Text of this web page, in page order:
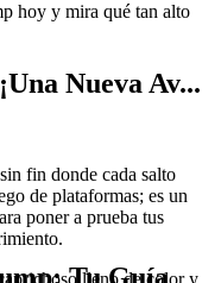
hoy y mira qué tan alto
Nueva Av...
fin donde cada salto
de plataformas; es un
poner a prueba tus